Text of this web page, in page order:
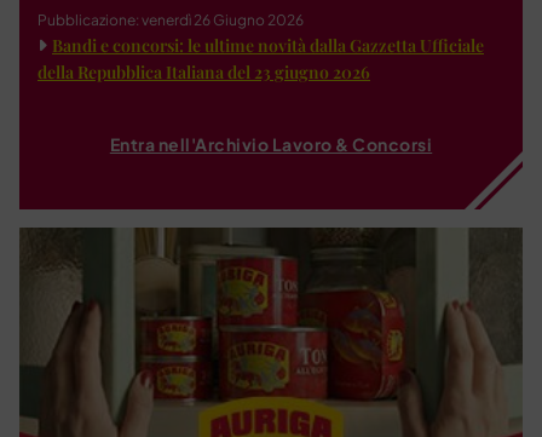
Pubblicazione: venerdì 26 Giugno 2026
Bandi e concorsi: le ultime novità dalla Gazzetta Ufficiale
della Repubblica Italiana del 23 giugno 2026
Entra nell'Archivio Lavoro & Concorsi